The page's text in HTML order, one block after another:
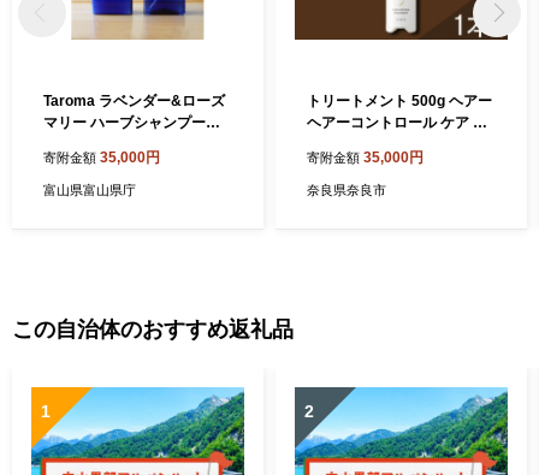
Taroma ラベンダー&ローズ
マリー ハーブシャンプー・
373376】
寄附金額 35,000円
富山県富山県庁
トリートメント 500g ヘアー
ヘアーコントロール ケア 髪
ロン 頭皮 頭皮ケア ヘアケア
潤い うるおい 髪が潤う しっ
寄附金額 35,000円
奈良県奈良市
この自治体のおすすめ返礼品
1 2